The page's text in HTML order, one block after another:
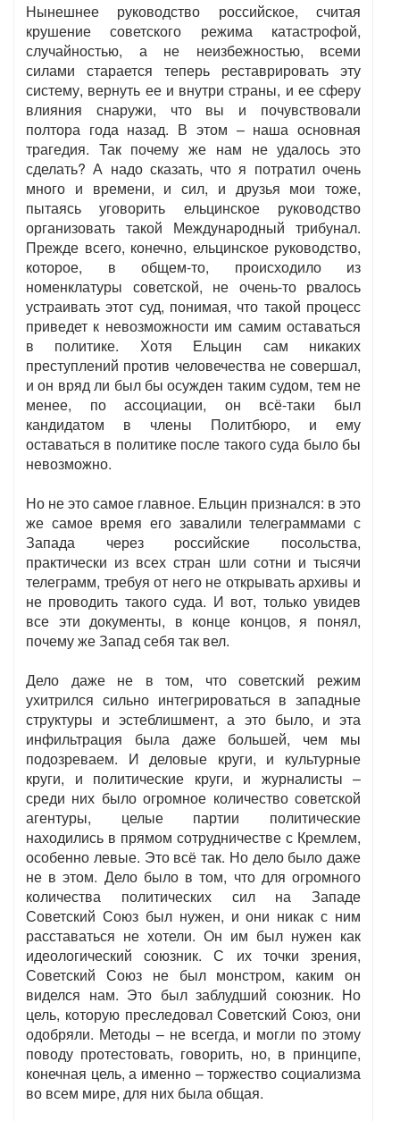
Нынешнее руководство российское, считая
крушение советского режима катастрофой,
случайностью, а не неизбежностью, всеми
силами старается теперь реставрировать эту
систему, вернуть ее и внутри страны, и ее сферу
влияния снаружи, что вы и почувствовали
полтора года назад. В этом – наша основная
трагедия. Так почему же нам не удалось это
сделать? А надо сказать, что я потратил очень
много и времени, и сил, и друзья мои тоже,
пытаясь уговорить ельцинское руководство
организовать такой Международный трибунал.
Прежде всего, конечно, ельцинское руководство,
которое, в общем-то, происходило из
номенклатуры советской, не очень-то рвалось
устраивать этот суд, понимая, что такой процесс
приведет к невозможности им самим оставаться
в политике. Хотя Ельцин сам никаких
преступлений против человечества не совершал,
и он вряд ли был бы осужден таким судом, тем не
менее, по ассоциации, он всё-таки был
кандидатом в члены Политбюро, и ему
оставаться в политике после такого суда было бы
невозможно.
Но не это самое главное. Ельцин признался: в это
же самое время его завалили телеграммами с
Запада через российские посольства,
практически из всех стран шли сотни и тысячи
телеграмм, требуя от него не открывать архивы и
не проводить такого суда. И вот, только увидев
все эти документы, в конце концов, я понял,
почему же Запад себя так вел.
Дело даже не в том, что советский режим
ухитрился сильно интегрироваться в западные
структуры и эстеблишмент, а это было, и эта
инфильтрация была даже большей, чем мы
подозреваем. И деловые круги, и культурные
круги, и политические круги, и журналисты –
среди них было огромное количество советской
агентуры, целые партии политические
находились в прямом сотрудничестве с Кремлем,
особенно левые. Это всё так. Но дело было даже
не в этом. Дело было в том, что для огромного
количества политических сил на Западе
Советский Союз был нужен, и они никак с ним
расставаться не хотели. Он им был нужен как
идеологический союзник. С их точки зрения,
Советский Союз не был монстром, каким он
виделся нам. Это был заблудший союзник. Но
цель, которую преследовал Советский Союз, они
одобряли. Методы – не всегда, и могли по этому
поводу протестовать, говорить, но, в принципе,
конечная цель, а именно – торжество социализма
во всем мире, для них была общая.